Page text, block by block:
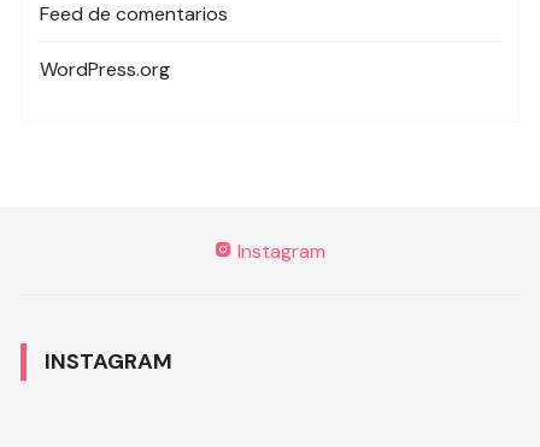
Feed de comentarios
WordPress.org
Instagram
INSTAGRAM